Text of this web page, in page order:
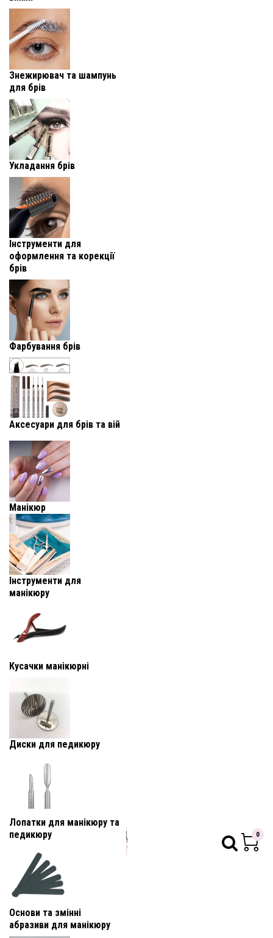
Знежирювач та шампунь
для брів
Укладання брів
Інструменти для
оформлення та корекції
брів
Фарбування брів
Аксесуари для брів та вій
Манікюр
Інструменти для
манікюру
Кусачки манікюрні
Диски для педикюру
Лопатки для манікюру та
педикюру
Основи та змінні
абразиви для манікюру
0